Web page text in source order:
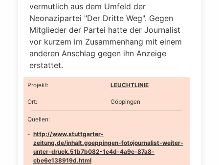
vermutlich aus dem Umfeld der
Neonazipartei "Der Dritte Weg". Gegen
Mitglieder der Partei hatte der Journalist
vor kurzem im Zusammenhang mit einem
anderen Anschlag gegen ihn Anzeige
erstattet.
Projekt: LEUCHTLINIE
Ort: Göppingen
Quellen:
http://www.stuttgarter-
zeitung.de/inhalt.goeppingen-fotojournalist-weiter-
unter-druck.51b7b082-1e4d-4a9c-87a8-
cbe6e138919d.html